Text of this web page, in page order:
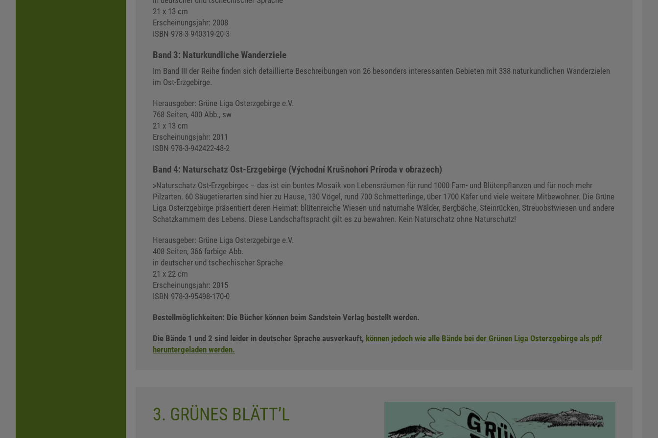
21 x 13 cm
Erscheinungsjahr: 2008
ISBN 978-3-940319-20-3
Band 3: Naturkundliche Wanderziele
Im Band III der Reihe finden sich detaillierte Beschreibungen von 26 besonders interessanten Gebieten mit 338 naturkundlichen Wanderzielen
im Ost-Erzgebirge.
Herausgeber: Grüne Liga Osterzgebirge e.V.
768 Seiten, 400 Abb., sw
21 x 13 cm
Erscheinungsjahr: 2011
ISBN 978-3-942422-48-2
Band 4: Naturschatz Ost-Erzgebirge (Východní Krušnohorí Príroda v obrazech)
»Naturschatz Ost-Erzgebirge« – das ist ein buntes Mosaik von Lebens­räumen für rund 1000 Farn- und Blüten­pflanzen und für noch mehr
Pilzarten. 60 Säugetierarten sind hier zu Hause, 130 Vögel, rund 700 Schmetterlinge, über 1700 Käfer und viele weitere Mitbewohner. Die Grüne
Liga Ost­erzgebirge präsentiert deren Heimat: blüten­reiche Wiesen und natur­nahe Wälder, Berg­bäche, Stein­rücken, Streuobst­wiesen und andere
Schatz­kammern des Lebens. Diese Landschafts­pracht gilt es zu bewahren. Kein Natur­schatz ohne Natur­schutz!
Herausgeber: Grüne Liga Osterzgebirge e.V.
408 Seiten, 366 farbige Abb.
in deutscher und tschechischer Sprache
21 x 22 cm
Erscheinungsjahr: 2015
ISBN 978-3-95498-170-0
Bestellmöglichkeiten: Die Bücher können beim Sandstein Verlag bestellt werden.
Die Bände 1 und 2 sind leider in deutscher Sprache ausverkauft, können jedoch wie alle Bände bei der Grünen Liga Osterzgebirge als pdf
heruntergeladen werden.
3. GRÜNES BLÄTT’L